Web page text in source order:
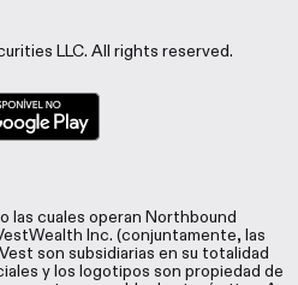
LLC. All rights reserved.
las cuales operan Northbound
Inc. (conjuntamente, las
son subsidiarias en su totalidad
y los logotipos son propiedad de